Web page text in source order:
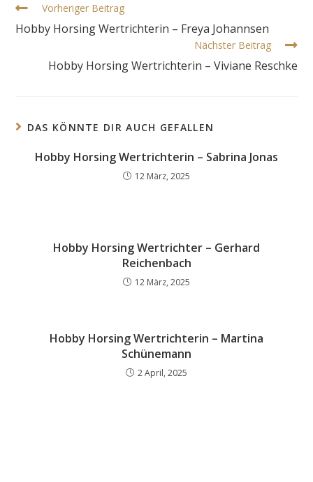
Weitere
ansehen
Vorheriger Beitrag
Hobby Horsing Wertrichterin – Freya Johannsen
Nächster Beitrag
Hobby Horsing Wertrichterin – Viviane Reschke
DAS KÖNNTE DIR AUCH GEFALLEN
Hobby Horsing Wertrichterin – Sabrina Jonas
12 März, 2025
Hobby Horsing Wertrichter – Gerhard
Reichenbach
12 März, 2025
Hobby Horsing Wertrichterin – Martina
Schünemann
2 April, 2025